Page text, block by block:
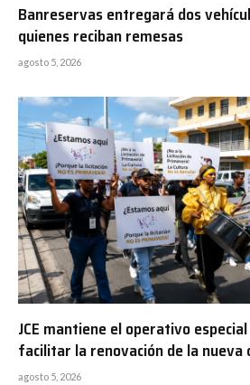
Banreservas entregará dos
quienes reciban remesas
agosto 5, 2026
JCE mantiene el operativo
facilitar la renovación de la nueva
agosto 5, 2026